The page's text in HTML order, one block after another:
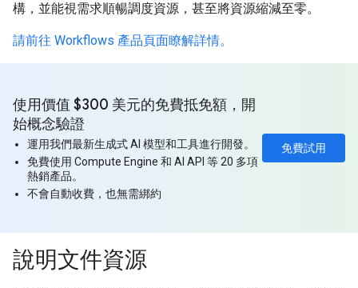
構，並能視需求順暢調度資源，甚至將資源縮減至零。
請前往 Workflows 產品頁面瞭解詳情。
免費試用
使用價值 $300 美元的免費抵免額，開
始概念驗證
運用我們最新生成式 AI 模型和工具進行開發。
免費使用 Compute Engine 和 AI API 等 20 多項
熱銷產品。
不會自動收費，也無需綁約
說明文件資源